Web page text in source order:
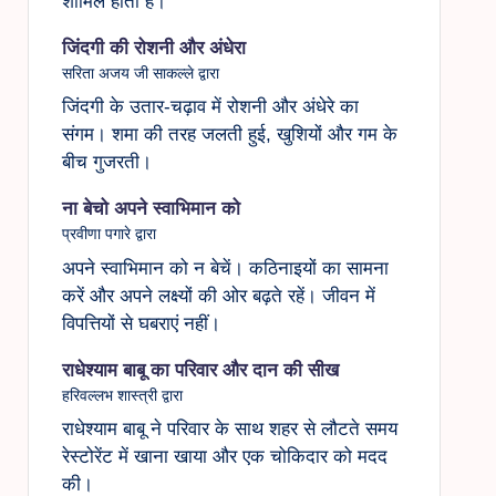
जिंदगी की रोशनी और अंधेरा
सरिता अजय जी साकल्ले द्वारा
जिंदगी के उतार-चढ़ाव में रोशनी और अंधेरे का
संगम। शमा की तरह जलती हुई, खुशियों और गम के
बीच गुजरती।
ना बेचो अपने स्वाभिमान को
प्रवीणा पगारे द्वारा
अपने स्वाभिमान को न बेचें। कठिनाइयों का सामना
करें और अपने लक्ष्यों की ओर बढ़ते रहें। जीवन में
विपत्तियों से घबराएं नहीं।
राधेश्याम बाबू का परिवार और दान की सीख
हरिवल्लभ शास्त्री द्वारा
राधेश्याम बाबू ने परिवार के साथ शहर से लौटते समय
रेस्टोरेंट में खाना खाया और एक चोकिदार को मदद
की।